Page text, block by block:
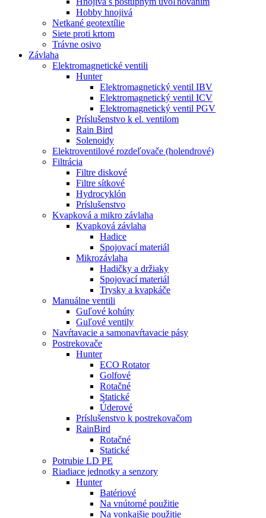
Hobby hnojivá
Netkané geotextílie
Siete proti krtom
Trávne osivo
Závlaha
Elektromagnetické ventili
Hunter
Elektromagnetický ventil IBV
Elektromagnetický ventil ICV
Elektromagnetický ventil PGV
Príslušenstvo k el. ventilom
Rain Bird
Solenoidy
Elektroventilové rozdeľovače (holendrové)
Filtrácia
Filtre diskové
Filtre sítkové
Hydrocyklón
Príslušenstvo
Kvapková a mikro závlaha​
Kvapková závlaha
Hadice
Spojovací materiál
Mikrozávlaha
Hadičky a držiaky
Spojovací materiál
Trysky a kvapkáče
Manuálne ventili
Guľové kohúty
Guľové ventily
Navŕtavacie a samonavŕtavacie pásy
Postrekovače
Hunter
ECO Rotator
Golfové
Rotačné
Statické
Úderové
Príslušenstvo k postrekovačom
RainBird
Rotačné
Statické
Potrubie LD PE
Riadiace jednotky a senzory
Hunter
Batériové
Na vnútorné použitie
Na vonkajšie použitie